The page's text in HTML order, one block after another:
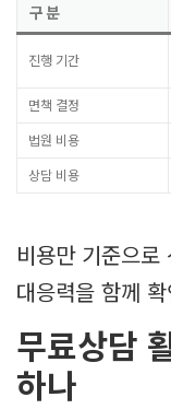
구분
진행 기간
면책 결정
법원 비용
상담 비용
비용만 기준으로
대응력을 함께
무료상담
하나